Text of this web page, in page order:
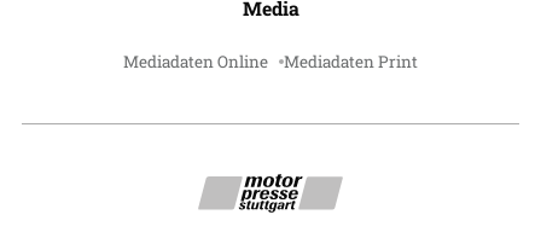
Media
Mediadaten Online Mediadaten Print